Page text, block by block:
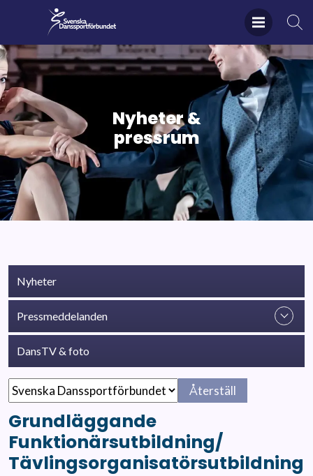
Nyheter &
pressrum
Nyheter
Pressmeddelanden
DansTV & foto
Återställ
Grundläggande
Funktionärsutbildning/
Tävlingsorganisatörsutbildning